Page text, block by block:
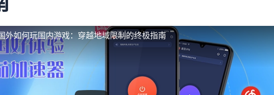
外如何玩国内游戏：穿越地域限制的终极指南